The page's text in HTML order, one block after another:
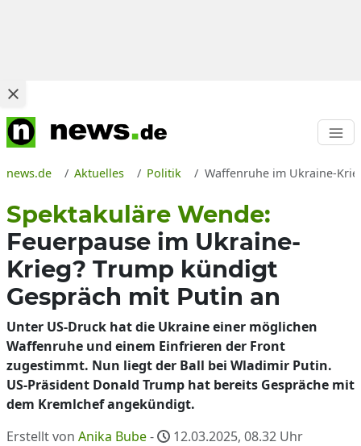
news.de Aktuelles Politik Waffenruhe im Ukraine-
Spektakuläre Wende:
Feuerpause im Ukraine-
Krieg? Trump kündigt
Gespräch mit Putin an
Unter US-Druck hat die Ukraine einer möglichen
Waffenruhe und einem Einfrieren der Front
zugestimmt. Nun liegt der Ball bei Wladimir Putin.
US-Präsident Donald Trump hat bereits Gespräche mit
dem Kremlchef angekündigt.
Erstellt von Anika Bube- 12.03.2025, 08.32 Uhr